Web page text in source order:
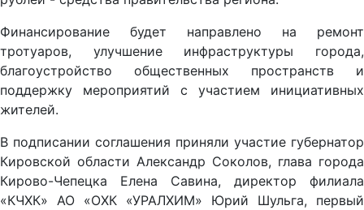
Финансирование будет направлено на ремонт
тротуаров, улучшение инфраструктуры города,
благоустройство общественных пространств и
поддержку мероприятий с участием инициативных
жителей.
В подписании соглашения приняли участие губернатор
Кировской области Александр Соколов, глава города
Кирово-Чепецка Елена Савина, директор филиала
«КЧХК» АО «ОХК «УРАЛХИМ» Юрий Шульга, первый